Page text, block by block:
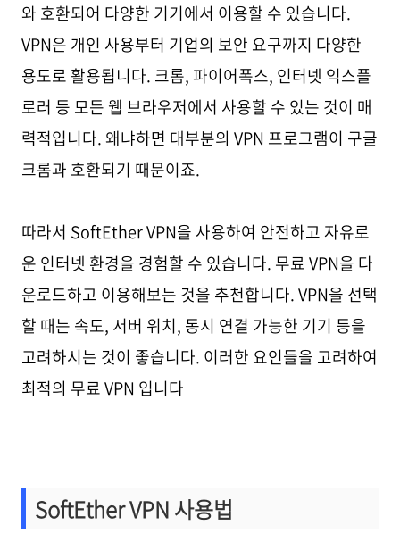
와 호환되어 다양한 기기에서 이용할 수 있습니다.
VPN은 개인 사용부터 기업의 보안 요구까지 다양한
용도로 활용됩니다. 크롬, 파이어폭스, 인터넷 익스플
로러 등 모든 웹 브라우저에서 사용할 수 있는 것이 매
력적입니다. 왜냐하면 대부분의 VPN 프로그램이 구글
크롬과 호환되기 때문이죠.
따라서 SoftEther VPN을 사용하여 안전하고 자유로
운 인터넷 환경을 경험할 수 있습니다. 무료 VPN을 다
운로드하고 이용해보는 것을 추천합니다. VPN을 선택
할 때는 속도, 서버 위치, 동시 연결 가능한 기기 등을
고려하시는 것이 좋습니다. 이러한 요인들을 고려하여
최적의 무료 VPN 입니다
SoftEther VPN 사용법